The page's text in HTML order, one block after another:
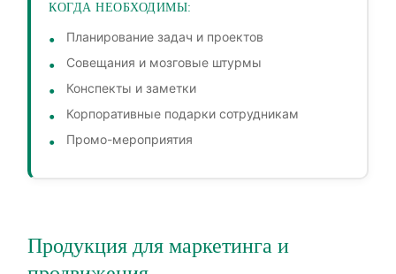
КОГДА НЕОБХОДИМЫ:
Планирование задач и проектов
Совещания и мозговые штурмы
Конспекты и заметки
Корпоративные подарки сотрудникам
Промо-мероприятия
Продукция для маркетинга и